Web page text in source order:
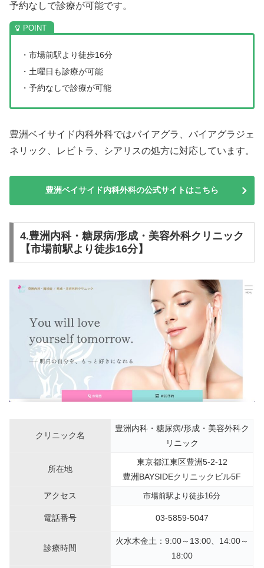
予約なしで診療が可能です。
・市場前駅より徒歩16分
・土曜日も診療が可能
・予約なしで診療が可能
豊洲ベイサイド内科外科ではバイアグラ、バイアグラジェ
ネリック、レビトラ、シアリスの処方に対応しています。
豊洲ベイサイド内科外科の公式サイトはこちら
4.豊洲内科・糖尿病/形成・美容外科クリニック
【市場前駅より徒歩16分】
クリニック名
豊洲内科・糖尿病/形成・美容外科ク
リニック
所在地
東京都江東区豊洲5-2-12
豊洲BAYSIDEクリニックビル5F
アクセス
市場前駅より徒歩16分
電話番号 03-5859-5047
診療時間
火水木金土：9:00～13:00、14:00～
18:00